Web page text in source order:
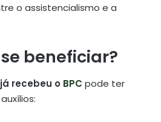
o assistencialismo e a
beneficiar?
já recebeu o BPC pode ter